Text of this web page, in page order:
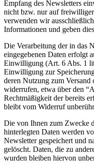
Empfang des Newsletters
nicht bzw. nur auf
verwenden wir
Informationen und geben
Die Verarbeitung der in das
eingegebenen Daten erfolgt
Einwilligung (Art. 6 Abs. 1
Einwilligung zur
deren Nutzung zum Versand
widerrufen, etwa über den
Rechtmäßigkeit der bereits
bleibt vom Widerruf
Die von Ihnen zum Zwecke
hinterlegten Daten werden
Newsletter gespeichert und
gelöscht. Daten, die zu
wurden bleiben hiervon